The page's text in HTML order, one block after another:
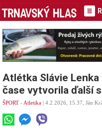
Atlétka Slávie
čase vytvorila ďalší
ŠPORT - Atletika | 4.2.2026, 15.37, Ján